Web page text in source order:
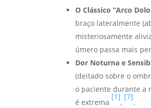
O Clássico “Arco
braço lateralmente
misteriosamente
úmero passa mais
Dor Noturna e
(deitado sobre o
o paciente durante a
é extrema
[1]
,
[7]
.